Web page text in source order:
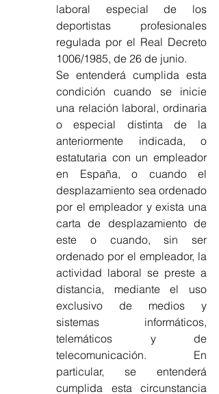
laboral especial de los
deportistas profesionales
regulada por el Real Decreto
1006/1985, de 26 de junio.
Se entenderá cumplida esta
condición cuando se inicie
una relación laboral, ordinaria
o especial distinta de la
anteriormente indicada, o
estatutaria con un empleador
en España, o cuando el
desplazamiento sea ordenado
por el empleador y exista una
carta de desplazamiento de
este o cuando, sin ser
ordenado por el empleador, la
actividad laboral se preste a
distancia, mediante el uso
exclusivo de medios y
sistemas informáticos,
telemáticos y de
telecomunicación. En
particular, se entenderá
cumplida esta circunstancia